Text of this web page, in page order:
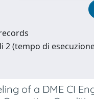
2 (tempo di
of a DME CI